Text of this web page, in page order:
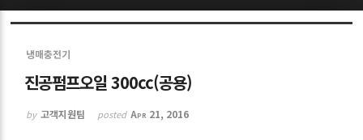
냉매충전기
진공펌프오일 300cc(공용)
by 고객지원팀 posted Apr 21, 2016
Sketchbook5, 스케치북5